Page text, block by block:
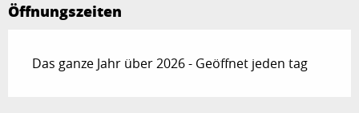
Öffnungszeiten
Das ganze Jahr über 2026 - Geöffnet jeden tag